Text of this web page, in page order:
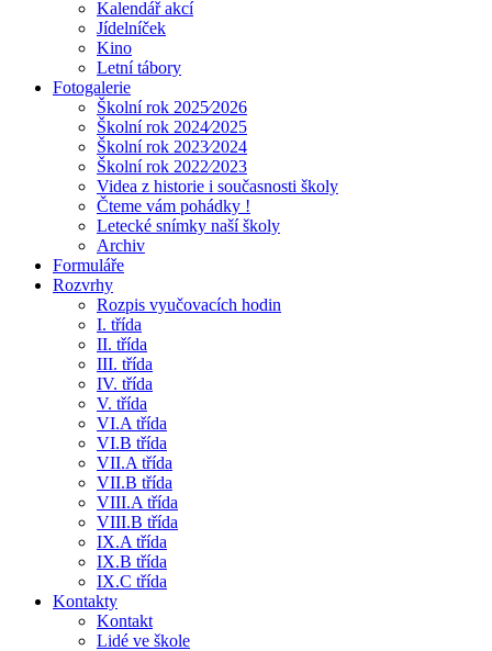
Kalendář akcí
Jídelníček
Kino
Letní tábory
Fotogalerie
Školní rok 2025⁄2026
Školní rok 2024⁄2025
Školní rok 2023⁄2024
Školní rok 2022⁄2023
Videa z historie i současnosti školy
Čteme vám pohádky !
Letecké snímky naší školy
Archiv
Formuláře
Rozvrhy
Rozpis vyučovacích hodin
I. třída
II. třída
III. třída
IV. třída
V. třída
VI.A třída
VI.B třída
VII.A třída
VII.B třída
VIII.A třída
VIII.B třída
IX.A třída
IX.B třída
IX.C třída
Kontakty
Kontakt
Lidé ve škole